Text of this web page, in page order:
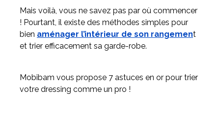
Mais voilà, vous ne savez pas par où commencer
! Pourtant, il existe des méthodes simples pour
bien aménager l’intérieur de son rangement
et trier efficacement sa garde-robe.
Mobibam vous propose 7 astuces en or pour trier
votre dressing comme un pro !